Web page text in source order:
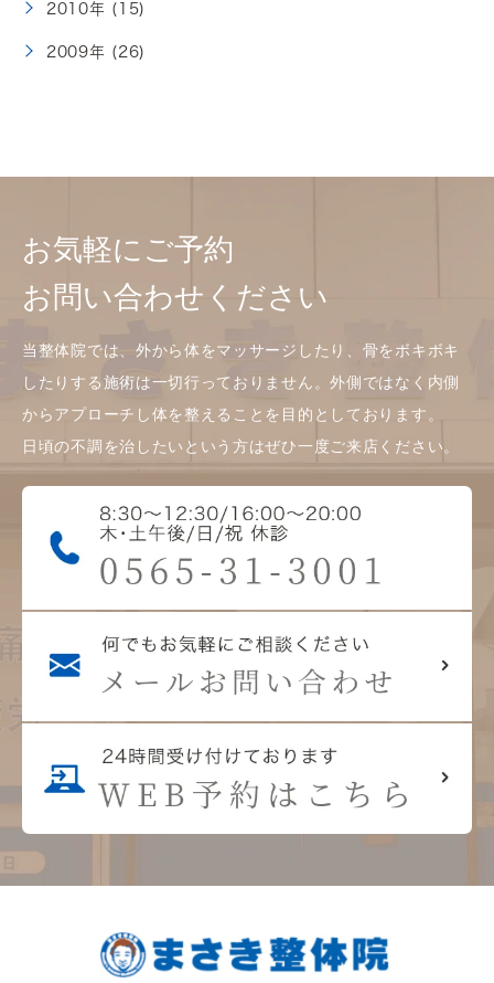
2010年 (15)
2009年 (26)
お気軽にご予約
お問い合わせください
当整体院では、外から体をマッサージしたり、骨をボキボキ
したりする施術は一切行っておりません。外側ではなく内側
からアプローチし体を整えることを目的としております。
日頃の不調を治したいという方はぜひ一度ご来店ください。